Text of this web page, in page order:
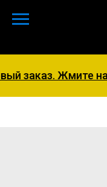
заказ. Жмите на